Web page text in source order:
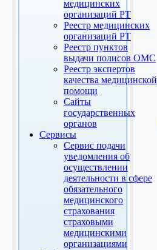
медицинских
организаций РТ
Реестр медицинских
организаций РТ
Реестр пунктов
выдачи полисов ОМС
Реестр экспертов
качества медицинской
помощи
Сайты
государственных
органов
Сервисы
Сервис подачи
уведомления об
осуществлении
деятельности в сфере
обязательного
медицинского
страхования
страховыми
медицинскими
организациями